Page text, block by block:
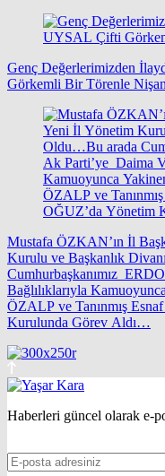
Genç Değerlerimizden
Görkemli Bir Törenle
Mustafa ÖZKAN’ın İl
Kurulu ve Başkanlık
Cumhurbaşkanımız
Bağlılıklarıyla
ÖZALP ve Tanınmış
Kurulunda Görev Aldı…
Haberleri güncel olarak e-